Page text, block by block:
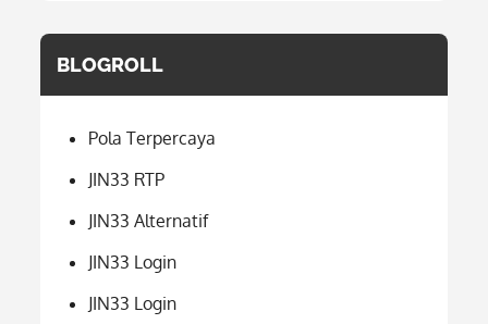
BLOGROLL
Pola Terpercaya
JIN33 RTP
JIN33 Alternatif
JIN33 Login
JIN33 Login